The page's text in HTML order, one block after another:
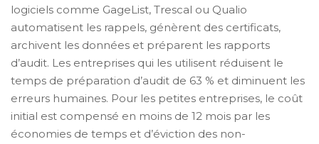
logiciels comme GageList, Trescal ou Qualio
automatisent les rappels, génèrent des certificats,
archivent les données et préparent les rapports
d’audit. Les entreprises qui les utilisent réduisent le
temps de préparation d’audit de 63 % et diminuent les
erreurs humaines. Pour les petites entreprises, le coût
initial est compensé en moins de 12 mois par les
économies de temps et d’éviction des non-